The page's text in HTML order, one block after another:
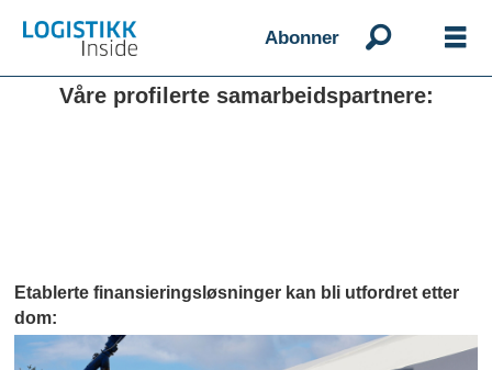
Abonner
Våre profilerte samarbeidspartnere:
Etablerte finansieringsløsninger kan bli utfordret etter
dom: